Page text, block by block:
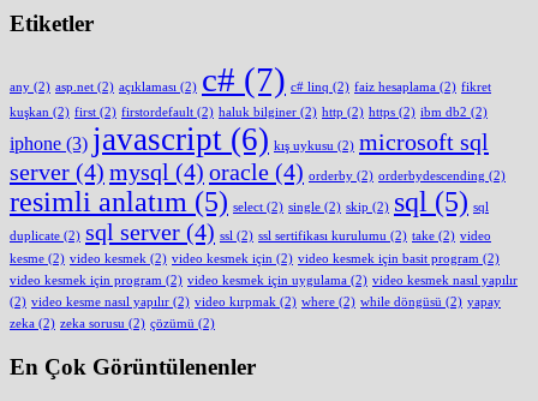
Etiketler
any (2) asp.net (2) açıklaması (2) c# (7) c# linq (2) faiz hesaplama (2) fikret
kuşkan (2) first (2) firstordefault (2) haluk bilginer (2) http (2) https (2) ibm db2 (2)
iphone (3) javascript (6) kış uykusu (2) microsoft sql
server (4) mysql (4) oracle (4) orderby (2) orderbydescending (2)
resimli anlatım (5) select (2) single (2) skip (2) sql (5) sql
duplicate (2) sql server (4) ssl (2) ssl sertifikası kurulumu (2) take (2) video
kesme (2) video kesmek (2) video kesmek için (2) video kesmek için basit program (2)
video kesmek için program (2) video kesmek için uygulama (2) video kesmek nasıl yapılır
(2) video kesme nasıl yapılır (2) video kırpmak (2) where (2) while döngüsü (2) yapay
zeka (2) zeka sorusu (2) çözümü (2)
En Çok Görüntülenenler